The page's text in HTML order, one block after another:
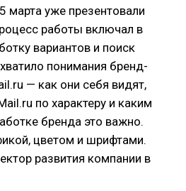
марта уже презентовали
работы включал в
вариантов и поиск
понимания бренд-
— как они себя видят,
по характеру и каким
бренда это важно.
цветом и шрифтами.
развития компании в